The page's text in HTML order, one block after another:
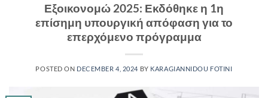
Εξοικονομώ 2025: Εκδόθηκε η 1η
επίσημη υπουργική απόφαση για το
επερχόμενο πρόγραμμα
POSTED ON DECEMBER 4, 2024 BY KARAGIANNIDOU FOTINI